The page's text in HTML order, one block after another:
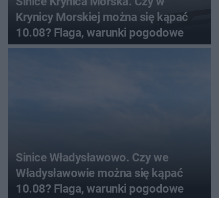
Krynicy Morskiej można się kąpać
10.08? Flaga, warunki pogodowe
Sinice Władysławowo. Czy we
Władysławowie można się kąpać
10.08? Flaga, warunki pogodowe